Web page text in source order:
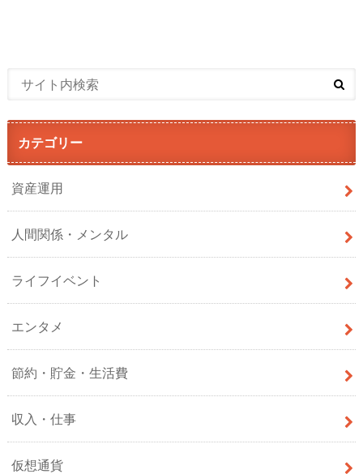
カテゴリー
資産運用
人間関係・メンタル
ライフイベント
エンタメ
節約・貯金・生活費
収入・仕事
仮想通貨